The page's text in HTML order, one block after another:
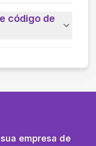
código de
empresa de